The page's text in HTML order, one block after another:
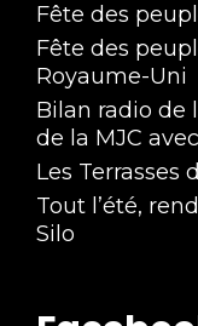
Fête des
Fête des
Royaume-Uni
Bilan radio de
de la MJC
Les Terrasses
Tout l’été,
Silo